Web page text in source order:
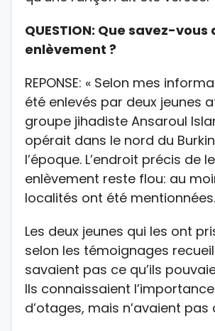
QUESTION: Que savez-vous
enlèvement ?
REPONSE: « Selon mes
été enlevés par deux jeunes
groupe jihadiste Ansaroul
opérait dans le nord du
l’époque. L’endroit précis de
enlèvement reste flou: au
localités ont été mentionnées.
Les deux jeunes qui les ont
selon les témoignages
savaient pas ce qu’ils
Ils connaissaient
d’otages, mais n’avaient pas